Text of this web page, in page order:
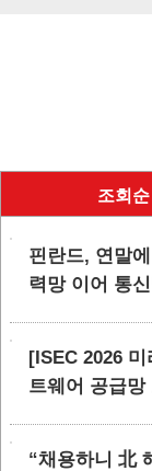
조회순
핀란드, 연말
력망 이어 통
[ISEC 2026
트웨어 공급망
“채용하니 北